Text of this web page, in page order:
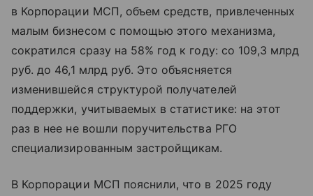
в Корпорации МСП, объем средств, привлеченных
малым бизнесом c помощью этого механизма,
сократился сразу на 58% год к году: со 109,3 млрд
руб. до 46,1 млрд руб. Это объясняется
изменившейся структурой получателей
поддержки, учитываемых в статистике: на этот
раз в нее не вошли поручительства РГО
специализированным застройщикам.
В Корпорации МСП пояснили, что в 2025 году